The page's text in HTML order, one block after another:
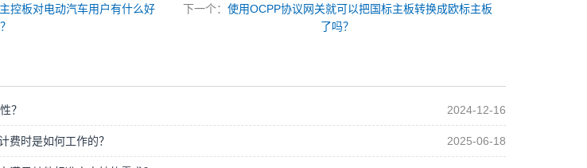
控板对电动汽车用户有什么好
下一个： 使用OCPP协议网关就可以把国标主板转换成欧标主板
了吗？
？ 2024-12-16
费时是如何工作的？ 2025-06-18